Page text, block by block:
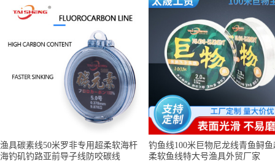
渔具碳素线50米罗非专用超柔软海杆
海钓矶钓路亚前导子线防咬碳线
钓鱼线100米巨物尼龙线青鱼鲟鱼
柔软鱼线特大号渔具外贸厂家